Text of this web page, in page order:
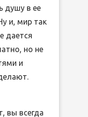
душу в ее
и, мир так
дается
но не
и
вы всегда